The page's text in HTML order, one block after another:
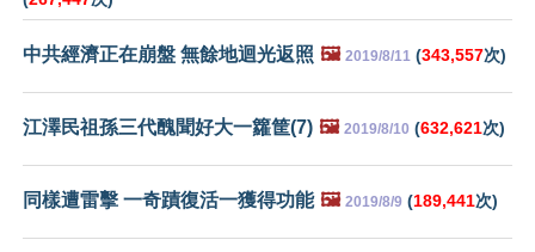
中共經濟正在崩盤 無餘地迴光返照 🖼️ 2019/8/11 (343,557次)
江澤民祖孫三代醜聞好大一籮筐(7) 🖼️ 2019/8/10 (632,621次)
同樣遭雷擊 一奇蹟復活一獲得功能 🖼️ 2019/8/9 (189,441次)